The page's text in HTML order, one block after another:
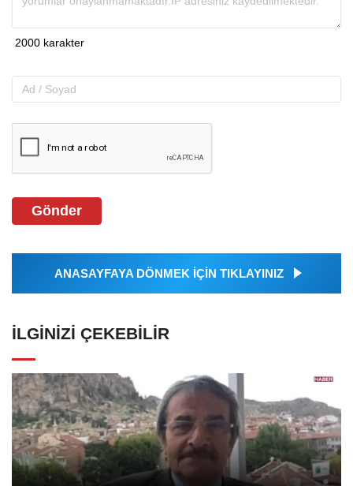
Gönder
ANASAYFAYA DÖNMEK İÇİN TIKLAYINIZ
İLGINIZI ÇEKEBILIR